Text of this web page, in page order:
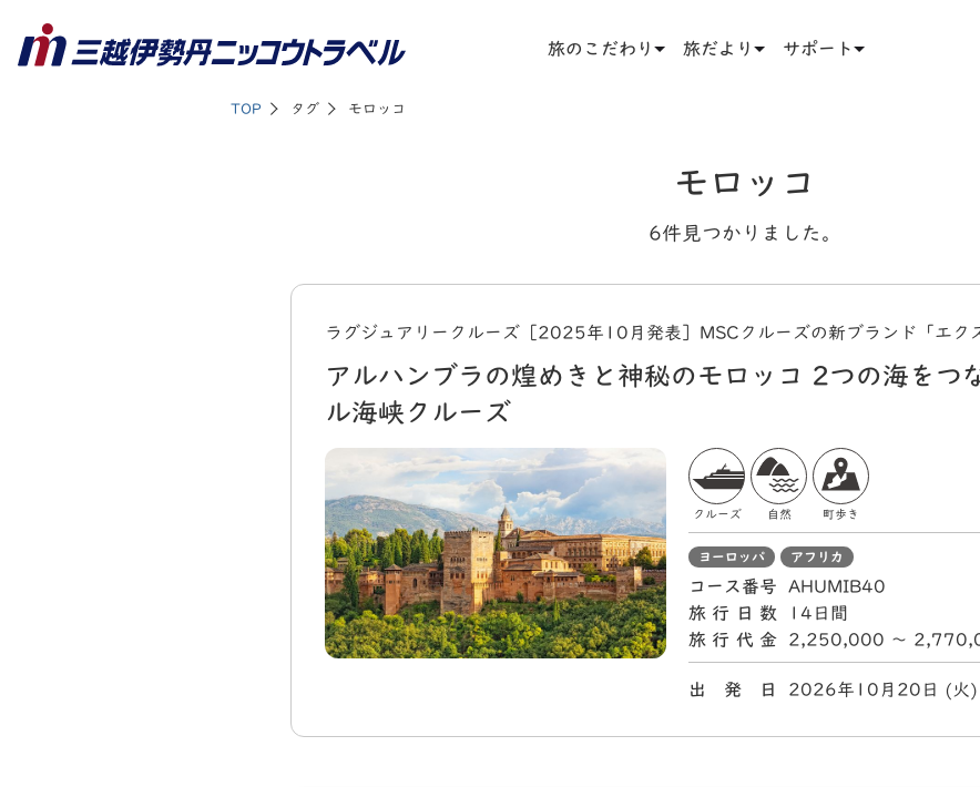
旅のこだわり 旅だより サポート
TOP タグ モロッコ
モロッコ
6件見つかりました。
ラグジュアリークルーズ［2025年10月発表］MSCクルーズの新ブランド「エク
アルハンブラの煌めきと神秘のモロッコ 2つの海をつ
ル海峡クルーズ
クルーズ 自然 町歩き
ヨーロッパ アフリカ
コース番号
AHUMIB40
旅行日数
14日間
旅行代金
2,250,000 〜
出 発 日 2026年10月20日 (